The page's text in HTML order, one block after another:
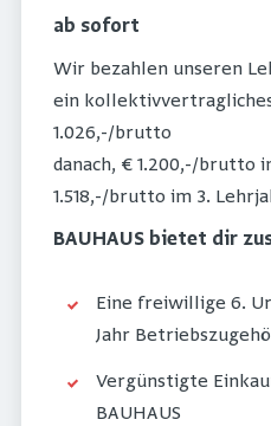
ab sofort
Wir bezahlen unseren
ein
1.026,-/brutto
danach, € 1.200,-/brutto
1.518,-/brutto im 3.
BAUHAUS bietet dir
Eine freiwillige 6.
Jahr
Vergünstigte
BAUHAUS